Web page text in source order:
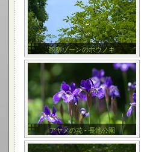
観察ゾーンのホウノキ
アヤメの花 - 長池公園